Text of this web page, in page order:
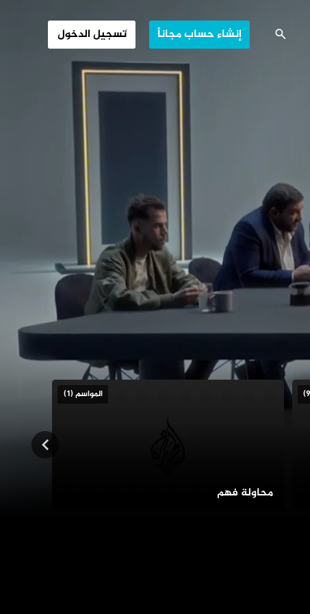
إنشاء حساب مجاناً تسجيل الدخول
المواسم (1)
محاولة فهم